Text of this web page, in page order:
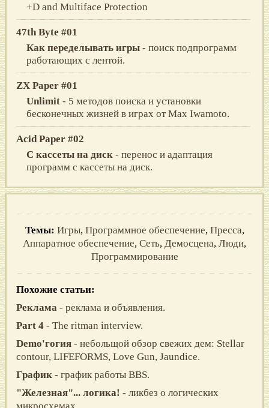
+D and Multiface Protection
47th Byte #01
Как переделывать игры - поиск подпрограмм
работающих с лентой.
ZX Paper #01
Unlimit - 5 методов поиска и установки
бесконечных жизней в играх от Max Iwamoto.
Acid Paper #02
C кассеты на диск - перенос и адаптация
программ с кассеты на диск.
Темы: Игры, Программное обеспечение, Пресса,
Аппаратное обеспечение, Сеть, Демосцена, Люди,
Программирование
Похожие статьи:
Реклама - реклама и объявления.
Part 4 - The ritman interview.
Demo'гогия - небольщой обзор свежих дем: Stellar
contour, LIFEFORMS, Love Gun, Jaundice.
График - график работы BBS.
"Железная"... логика! - ликбез о логических
микросхемах.